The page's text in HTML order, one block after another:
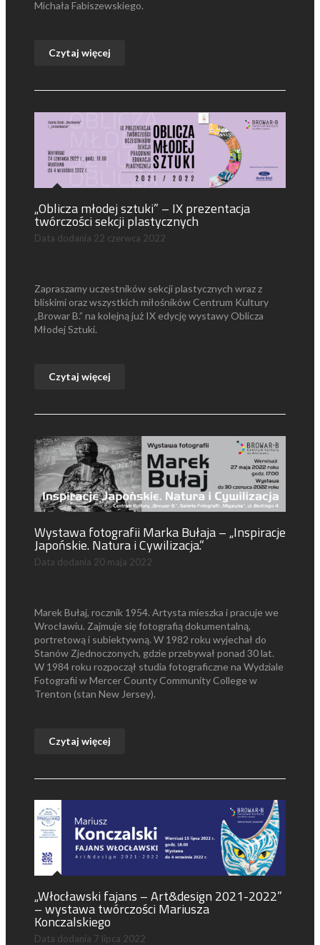
Michała Fabiszewskiego.
Czytaj więcej
„Oblicza młodej sztuki” – IX prezentacja
twórczości sekcji plastycznych
Data dodania 22 czerwca 2022
Zapraszamy uczestników sekcji plastycznych wraz z
bliskimi oraz wszystkich miłośników Centrum Kultury
„Browar B.” na kolejną już IX edycję wystawy Oblicza
Młodej Sztuki.
Czytaj więcej
Wystawa fotografii Marka Bułaja – „Inspiracje
Japońskie. Natura i Cywilizacja.”
Data dodania 20 maja 2022
Marek Bułaj, rocznik 1954. Artysta mieszka i pracuje we
Wrocławiu. Zajmuje się fotografią dokumentalną,
portretową i subiektywną. W 1982 roku wyjechał do
Stanów Zjednoczonych, gdzie przebywał ponad 30 lat.
W 1984 roku rozpoczął studia fotograficzne na Wydziale
Fotografii w Mercer County Community College w
Trenton (stan New Jersey).
Czytaj więcej
„Włocławski fajans – Art&design 2021-2022”
– wystawa twórczości Mariusza
Konczalskiego
Data dodania 7 lipca 2022